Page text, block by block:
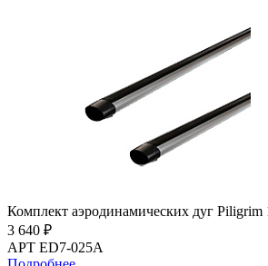
Комплект аэродинамических дуг Piligrim
3 640 ₽
АРТ ED7-025A